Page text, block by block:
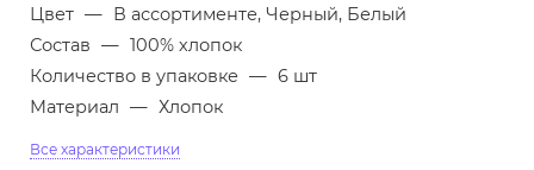
Цвет — В ассортименте, Черный, Белый
Состав — 100% хлопок
Количество в упаковке — 6 шт
Материал — Хлопок
Все характеристики